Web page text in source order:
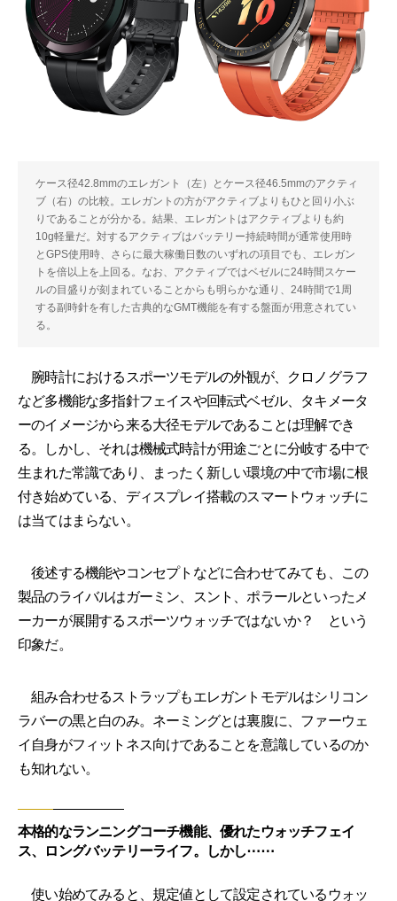
ケース径42.8mmのエレガント（左）とケース径46.5mmのアクティ
ブ（右）の比較。エレガントの方がアクティブよりもひと回り小ぶ
りであることが分かる。結果、エレガントはアクティブよりも約
10g軽量だ。対するアクティブはバッテリー持続時間が通常使用時
とGPS使用時、さらに最大稼働日数のいずれの項目でも、エレガン
トを倍以上を上回る。なお、アクティブではベゼルに24時間スケー
ルの目盛りが刻まれていることからも明らかな通り、24時間で1周
する副時針を有した古典的なGMT機能を有する盤面が用意されてい
る。
腕時計におけるスポーツモデルの外観が、クロノグラフ
など多機能な多指針フェイスや回転式ベゼル、タキメータ
ーのイメージから来る大径モデルであることは理解でき
る。しかし、それは機械式時計が用途ごとに分岐する中で
生まれた常識であり、まったく新しい環境の中で市場に根
付き始めている、ディスプレイ搭載のスマートウォッチに
は当てはまらない。
後述する機能やコンセプトなどに合わせてみても、この
製品のライバルはガーミン、スント、ポラールといったメ
ーカーが展開するスポーツウォッチではないか？ という
印象だ。
組み合わせるストラップもエレガントモデルはシリコン
ラバーの黒と白のみ。ネーミングとは裏腹に、ファーウェ
イ自身がフィットネス向けであることを意識しているのか
も知れない。
本格的なランニングコーチ機能、優れたウォッチフェイ
ス、ロングバッテリーライフ。しかし⋯⋯
使い始めてみると、規定値として設定されているウォッ